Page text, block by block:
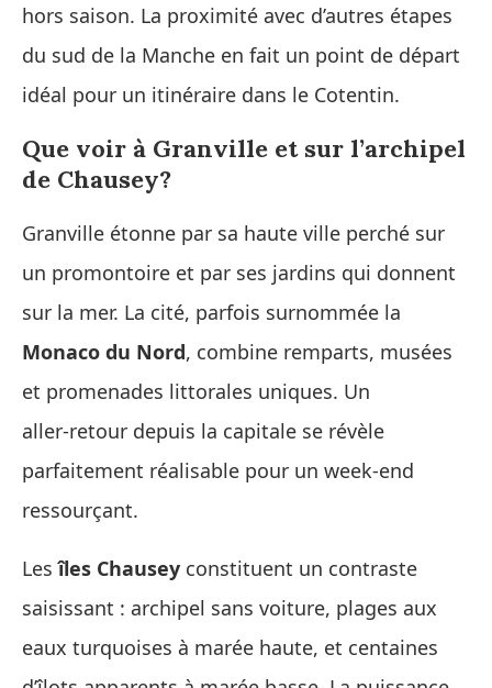
hors saison. La proximité avec d’autres étapes
du sud de la Manche en fait un point de départ
idéal pour un itinéraire dans le Cotentin.
Que voir à Granville et sur l’archipel
de Chausey?
Granville étonne par sa haute ville perché sur
un promontoire et par ses jardins qui donnent
sur la mer. La cité, parfois surnommée la
Monaco du Nord, combine remparts, musées
et promenades littorales uniques. Un
aller‑retour depuis la capitale se révèle
parfaitement réalisable pour un week‑end
ressourçant.
Lesîles Chausey constituent un contraste
saisissant : archipel sans voiture, plages aux
eaux turquoises à marée haute, et centaines